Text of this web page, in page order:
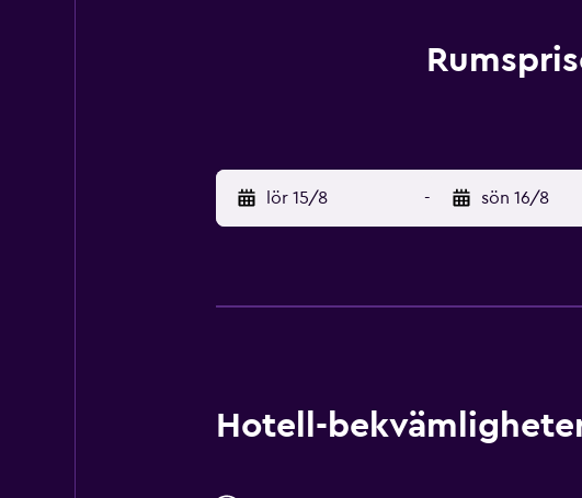
lör 15/8 - sön 16/8
Hotell-